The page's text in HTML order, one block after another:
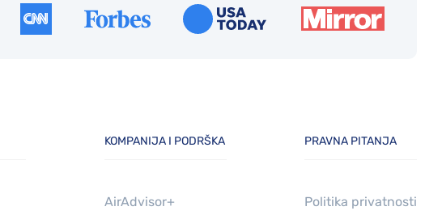
KOMPANIJA I PODRŠKA
AirAdvisor+
PRAVNA PITANJA
Politika privatnosti